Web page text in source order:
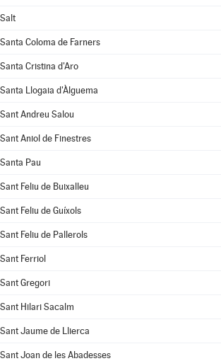
Salt
Santa Coloma de Farners
Santa Cristina d'Aro
Santa Llogaia d'Àlguema
Sant Andreu Salou
Sant Aniol de Finestres
Santa Pau
Sant Feliu de Buixalleu
Sant Feliu de Guíxols
Sant Feliu de Pallerols
Sant Ferriol
Sant Gregori
Sant Hilari Sacalm
Sant Jaume de Llierca
Sant Joan de les Abadesses